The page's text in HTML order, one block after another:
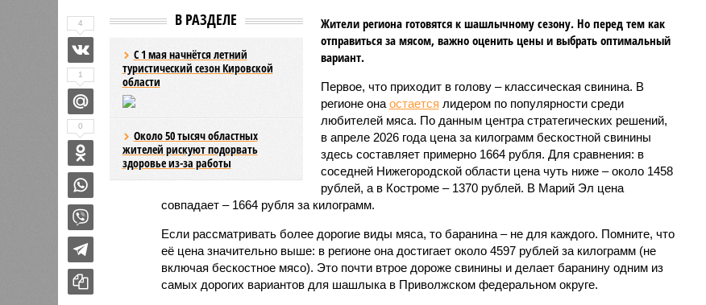
В РАЗДЕЛЕ
С 1 мая начнётся летний
туристический сезон Кировской
области
Около 50 тысяч областных
жителей рискуют подорвать
здоровье из-за работы
Жители региона готовятся к шашлычному сезону. Но перед тем как
отправиться за мясом, важно оценить цены и выбрать оптимальный
вариант.
Первое, что приходит в голову – классическая свинина. В
регионе она остается лидером по популярности среди
любителей мяса. По данным центра стратегических решений,
в апреле 2026 года цена за килограмм бескостной свинины
здесь составляет примерно 1664 рубля. Для сравнения: в
соседней Нижегородской области цена чуть ниже – около 1458
рублей, а в Костроме – 1370 рублей. В Марий Эл цена
совпадает – 1664 рубля за килограмм.
Если рассматривать более дорогие виды мяса, то баранина – не для каждого. Помните, что
её цена значительно выше: в регионе она достигает около 4597 рублей за килограмм (не
включая бескостное мясо). Это почти втрое дороже свинины и делает баранину одним из
самых дорогих вариантов для шашлыка в Приволжском федеральном округе.
4
1
0